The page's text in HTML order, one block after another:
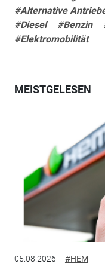
#Alternative
#Diesel
#Benzin
#Elektromobilität
MEISTGELESEN
05.08.2026 #HEM